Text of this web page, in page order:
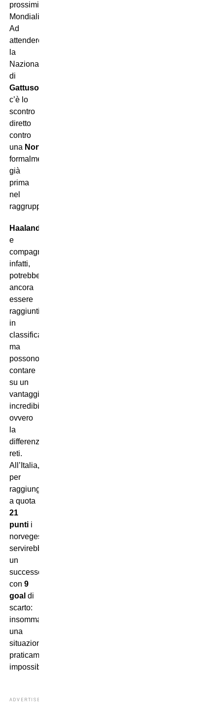
prossimi
Mondiali.
Ad
attendere
la
Nazionale
di
Gattuso
c’è lo
scontro
diretto
contro
una Norvegia
formalmente
già
prima
nel
raggruppamento.
Haaland
e
compagni,
infatti,
potrebbero
ancora
essere
raggiunti
in
classifica,
ma
possono
contare
su un
vantaggio
incredibile:
ovvero
la
differenza
reti.
All’Italia,
per
raggiungere
a quota
21
puntii
norvegesi,
servirebbe
un
successo
con 9
goal di
scarto:
insomma,
una
situazione
praticamente
impossibile.
ADVERTISEMENT